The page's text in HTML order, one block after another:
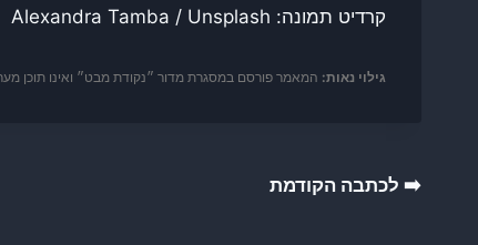
קרדיט תמונה: Alexandra Tamba / Unsplash
גילוי נאות: המאמר פורסם במסגרת מדור ״נקודת מבט״ ואינו תוכן
ניווט
➡️ לכתבה הקודמת